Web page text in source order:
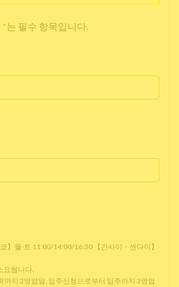
*는 필수 항목입니다.
】월-토 11:00/14:00/16:30 【간사이・센다이】
요됩니다.
까지 2영업일, 입주신청으로부터 입주까지 3영업